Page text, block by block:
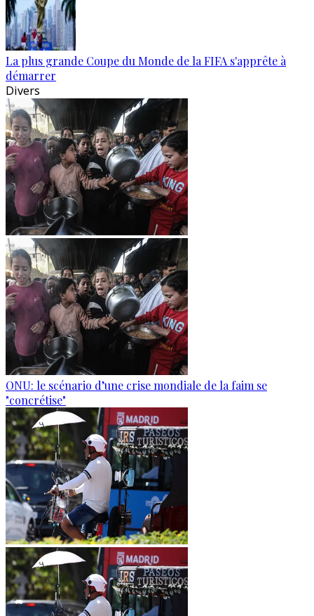
La plus grande Coupe du Monde de la FIFA s'apprête à
démarrer
Divers
ONU: le scénario d’une crise mondiale de la faim se
"concrétise"